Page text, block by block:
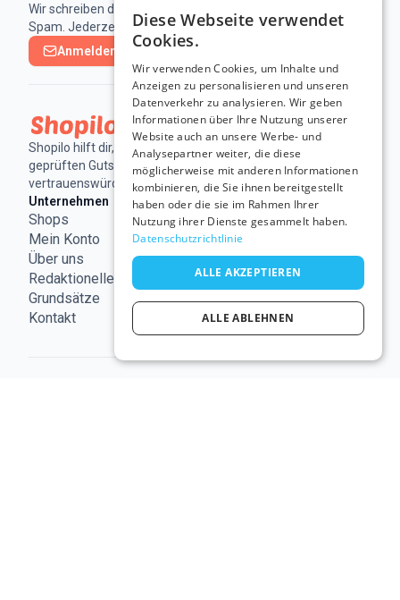
Wir schreiben dir nur, wenn es eine neue Aktion gibt. Kein
Spam. Jederzeit abbestellbar.
Anmelden & abonnieren
Shopilo hilft dir, online Geld zu sparen - mit täglich
geprüften Gutscheinen und Deals von
vertrauenswürdigen Shops.
Unternehmen
Shops
Mein Konto
Über uns
Redaktionelle
Grundsätze
Kontakt
Rechtliches
Nutzungsbedingungen
Impressum
Datenschutzerklärung
Cookie-
Richtlinie
Nützliche
Links
Österreich
Diese Webseite verwendet
Cookies.
Wir verwenden Cookies, um Inhalte und
Anzeigen zu personalisieren und unseren
Datenverkehr zu analysieren. Wir geben
Informationen über Ihre Nutzung unserer
Website auch an unsere Werbe- und
Analysepartner weiter, die diese
möglicherweise mit anderen Informationen
kombinieren, die Sie ihnen bereitgestellt
haben oder die sie im Rahmen Ihrer
Nutzung ihrer Dienste gesammelt haben.
Datenschutzrichtlinie
ALLE AKZEPTIEREN
ALLE ABLEHNEN